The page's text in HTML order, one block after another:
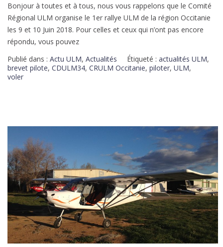
Bonjour à toutes et à tous, nous vous rappelons que le Comité
Régional ULM organise le 1er rallye ULM de la région Occitanie
les 9 et 10 Juin 2018. Pour celles et ceux qui n’ont pas encore
répondu, vous pouvez
Publié dans : Actu ULM, Actualités Étiqueté : actualités ULM,
brevet pilote, CDULM34, CRULM Occitanie, piloter, ULM,
voler